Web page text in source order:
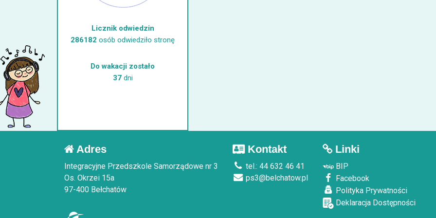
Licznik odwiedzin
286182 osób odwiedziło stronę
Do wakacji zostało
37dni
Adres
Integracyjne Przedszkole Samorządowe nr 3
Os. Okrzei 15a
97-400 Bełchatów
Kontakt
tel.: 44 632 46 41
ps3@belchatow.pl
Linki
BIP
Facebook
Polityka Prywatności
Deklaracja Dostępności